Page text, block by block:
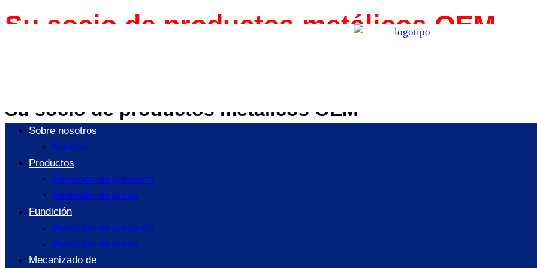
Sobre nosotros
Noticias
Productos
Fundición de precisión
Fundición de arena
Fundición
Fundición de precisión
Fundición de arena
Mecanizado de
Su socio de productos metálicos OEM
Su socio de productos metálicos OEM
Raymond Machinery Co., Ltd.
ingenieros experimentados y trabajadores cualificados aportan experiencia y conocimientos técnicos en
permite abordar proyectos técnicamente exigentes y entregar las piezas que usted necesita.
A lo largo de los años, Raymond Machinery ha crecido hasta manejar el mecanizado de fundición de alta
confiables de forja y estampado para ofrecer soluciones más diversificadas. Nuestra capacidad de producción
exportadas a clientes de todo el mundo, cumpliendo los plazos de entrega acordados.